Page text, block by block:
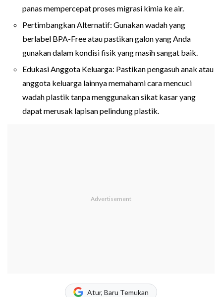
panas mempercepat proses migrasi kimia ke air.
Pertimbangkan Alternatif: Gunakan wadah yang
berlabel BPA-Free atau pastikan galon yang Anda
gunakan dalam kondisi fisik yang masih sangat baik.
Edukasi Anggota Keluarga: Pastikan pengasuh anak atau
anggota keluarga lainnya memahami cara mencuci
wadah plastik tanpa menggunakan sikat kasar yang
dapat merusak lapisan pelindung plastik.
Atur, Baru Temukan